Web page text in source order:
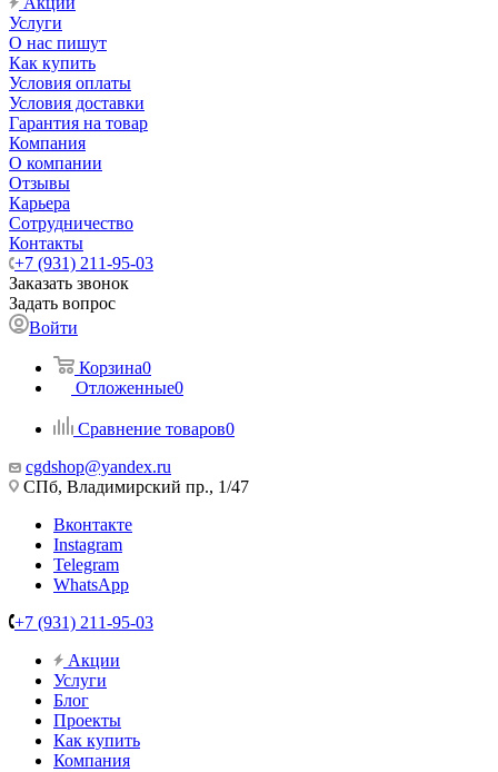
Услуги
О нас пишут
Как купить
Условия оплаты
Условия доставки
Гарантия на товар
Компания
О компании
Отзывы
Карьера
Сотрудничество
Контакты
+7 (931) 211-95-03
Заказать звонок
Задать вопрос
Войти
Корзина0
Отложенные0
Сравнение товаров0
cgdshop@yandex.ru
СПб, Владимирский пр., 1/47
Вконтакте
Instagram
Telegram
WhatsApp
+7 (931) 211-95-03
Акции
Услуги
Блог
Проекты
Как купить
Компания